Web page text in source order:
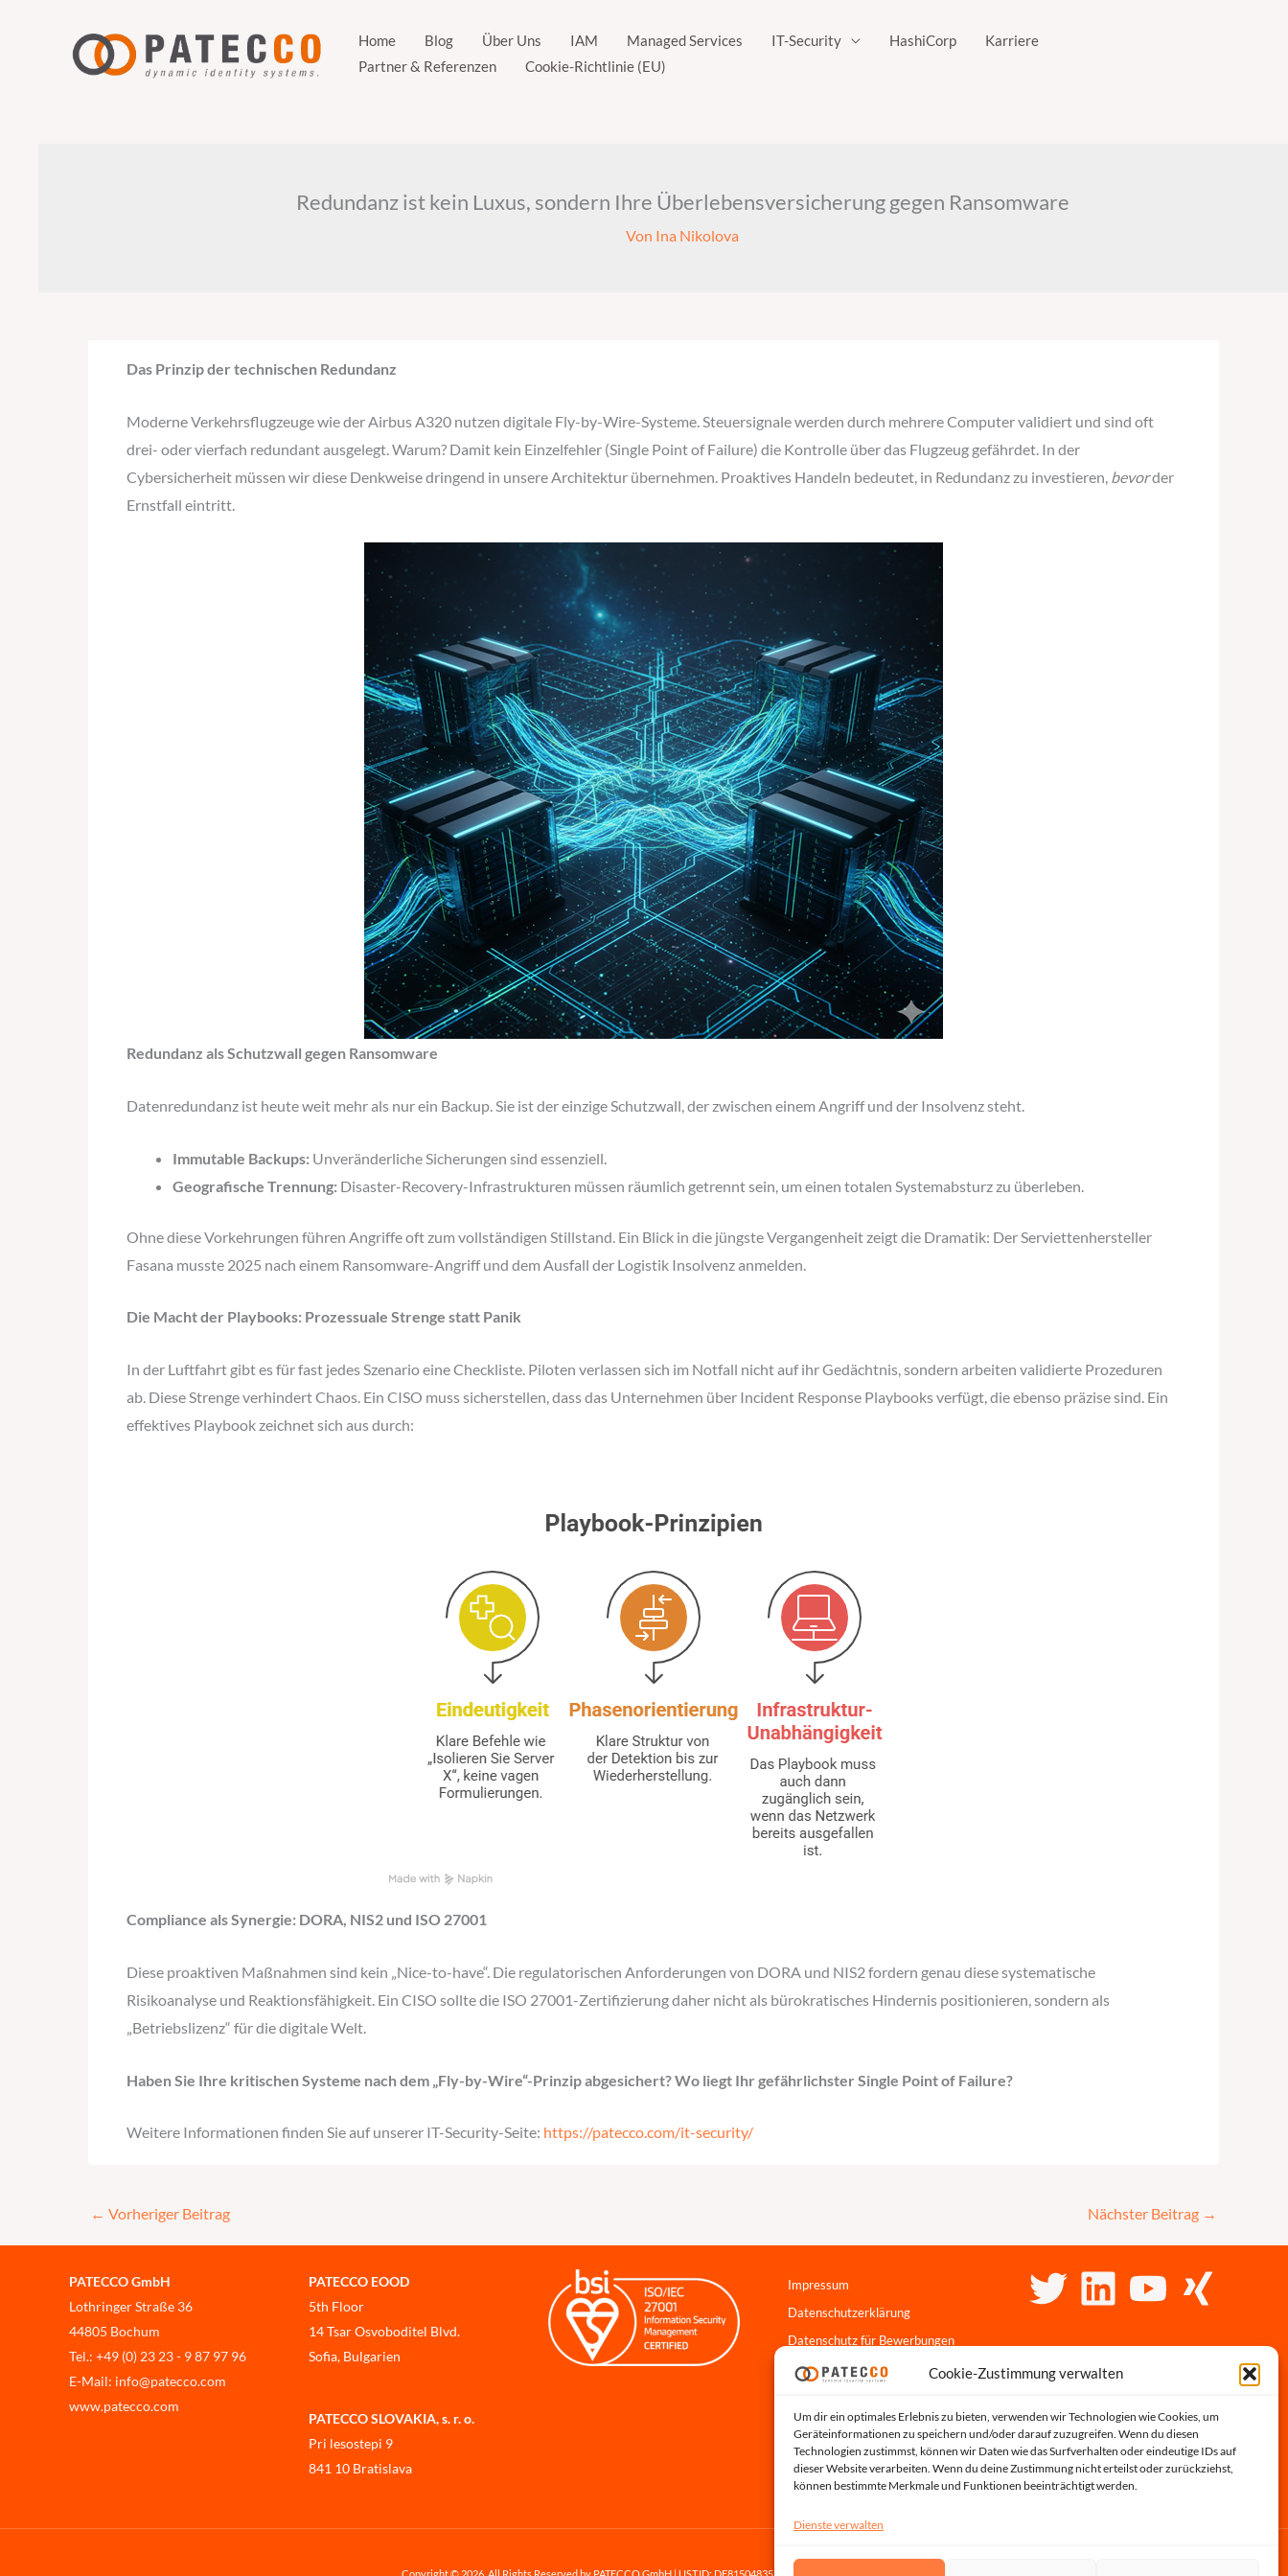
Cookie-Zustimmung verwalten
Um dir ein optimales Erlebnis zu bieten, verwenden wir Technologien wie Cookies, um
Geräteinformationen zu speichern und/oder darauf zuzugreifen. Wenn du diesen
Technologien zustimmst, können wir Daten wie das Surfverhalten oder eindeutige IDs auf
dieser Website verarbeiten. Wenn du deine Zustimmung nicht erteilst oder zurückziehst,
können bestimmte Merkmale und Funktionen beeinträchtigt werden.
Dienste verwalten
Home Blog Über Uns IAM Managed Services IT-Security HashiCorp
Karriere
Partner & Referenzen
Cookie-Richtlinie (EU)
Redundanz ist kein Luxus, sondern Ihre Überlebensversicherung gegen Ransomware
Von Ina Nikolova
Das Prinzip der technischen Redundanz
Moderne Verkehrsflugzeuge wie der Airbus A320 nutzen digitale Fly-by-Wire-Systeme. Steuersignale werden durch mehrere Computer validiert und sind oft
drei- oder vierfach redundant ausgelegt. Warum? Damit kein Einzelfehler (Single Point of Failure) die Kontrolle über das Flugzeug gefährdet. In der
Cybersicherheit müssen wir diese Denkweise dringend in unsere Architektur übernehmen. Proaktives Handeln bedeutet, in Redundanz zu investieren, bevorder
Ernstfall eintritt.
Redundanz als Schutzwall gegen Ransomware
Datenredundanz ist heute weit mehr als nur ein Backup. Sie ist der einzige Schutzwall, der zwischen einem Angriff und der Insolvenz steht.
Immutable Backups: Unveränderliche Sicherungen sind essenziell.
Geografische Trennung: Disaster-Recovery-Infrastrukturen müssen räumlich getrennt sein, um einen totalen Systemabsturz zu überleben.
Ohne diese Vorkehrungen führen Angriffe oft zum vollständigen Stillstand. Ein Blick in die jüngste Vergangenheit zeigt die Dramatik: Der Serviettenhersteller
Fasana musste 2025 nach einem Ransomware-Angriff und dem Ausfall der Logistik Insolvenz anmelden.
Die Macht der Playbooks: Prozessuale Strenge statt Panik
In der Luftfahrt gibt es für fast jedes Szenario eine Checkliste. Piloten verlassen sich im Notfall nicht auf ihr Gedächtnis, sondern arbeiten validierte Prozeduren
ab. Diese Strenge verhindert Chaos. Ein CISO muss sicherstellen, dass das Unternehmen über Incident Response Playbooks verfügt, die ebenso präzise sind. Ein
effektives Playbook zeichnet sich aus durch:
Compliance als Synergie: DORA, NIS2 und ISO 27001
Diese proaktiven Maßnahmen sind kein „Nice-to-have“. Die regulatorischen Anforderungen von DORA und NIS2 fordern genau diese systematische
Risikoanalyse und Reaktionsfähigkeit. Ein CISO sollte die ISO 27001-Zertifizierung daher nicht als bürokratisches Hindernis positionieren, sondern als
„Betriebslizenz“ für die digitale Welt.
Haben Sie Ihre kritischen Systeme nach dem „Fly-by-Wire“-Prinzip abgesichert? Wo liegt Ihr gefährlichster Single Point of Failure?
Weitere Informationen finden Sie auf unserer IT-Security-Seite: https://patecco.com/it-security/
← Vorheriger Beitrag Nächster Beitrag →
PATECCO GmbH
Lothringer Straße 36
44805 Bochum
Tel.: +49 (0) 23 23 - 9 87 97 96
E-Mail: info@patecco.com
www.patecco.com
PATECCO EOOD
5th Floor
14 Tsar Osvoboditel Blvd.
Sofia, Bulgarien
PATECCO SLOVAKIA, s. r. o.
Pri lesostepi 9
841 10 Bratislava
Impressum
Datenschutzerklärung
Datenschutz für Bewerbungen
Cookie-Richtlinie
Systemstatus